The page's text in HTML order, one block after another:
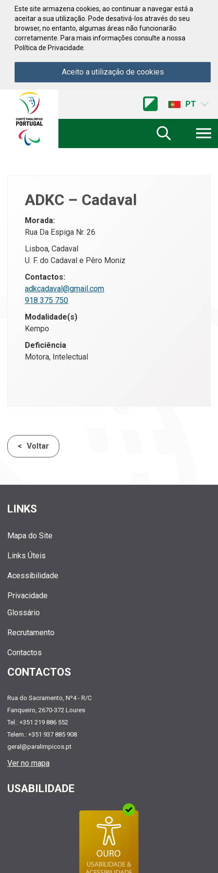
Saltar para conteúdo
Este site armazena cookies, ao continuar a navegar está a
aceitar a sua utilização. Pode desativá-los através do seu
browser, no entanto, algumas áreas não funcionarão
corretamente. Para mais informações consulte a nossa
Política de Privacidade.
Aceito a utilização de cookies
Comite
Paralimpico
Portugal
PT
ADKC – Cadaval
Morada:
Rua Da Espiga Nr. 26
Lisboa, Cadaval
U. F. do Cadaval e Pêro Moniz
Contactos:
adkcadaval@gmail.com
918 375 750
Modalidade(s)
Kempo
Deficiência
Motora, Intelectual
Voltar
LINKS
Mapa do Site
Links Úteis
Acessibilidade
Privacidade
Glossário
Recrutamento
Contactos
CONTACTOS
Rua do Sacramento, Nº4 - R/C
Fanqueiro, 2670-372 Loures
Tel.: +351 219 886 552
Telem.: +351 937 885 908
geral@paralimpicos.pt
Ver no mapa
USABILIDADE